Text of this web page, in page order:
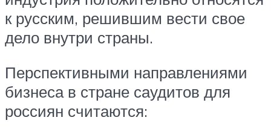
к русским, решившим вести свое
дело внутри страны.
Перспективными направлениями
бизнеса в стране саудитов для
россиян считаются: